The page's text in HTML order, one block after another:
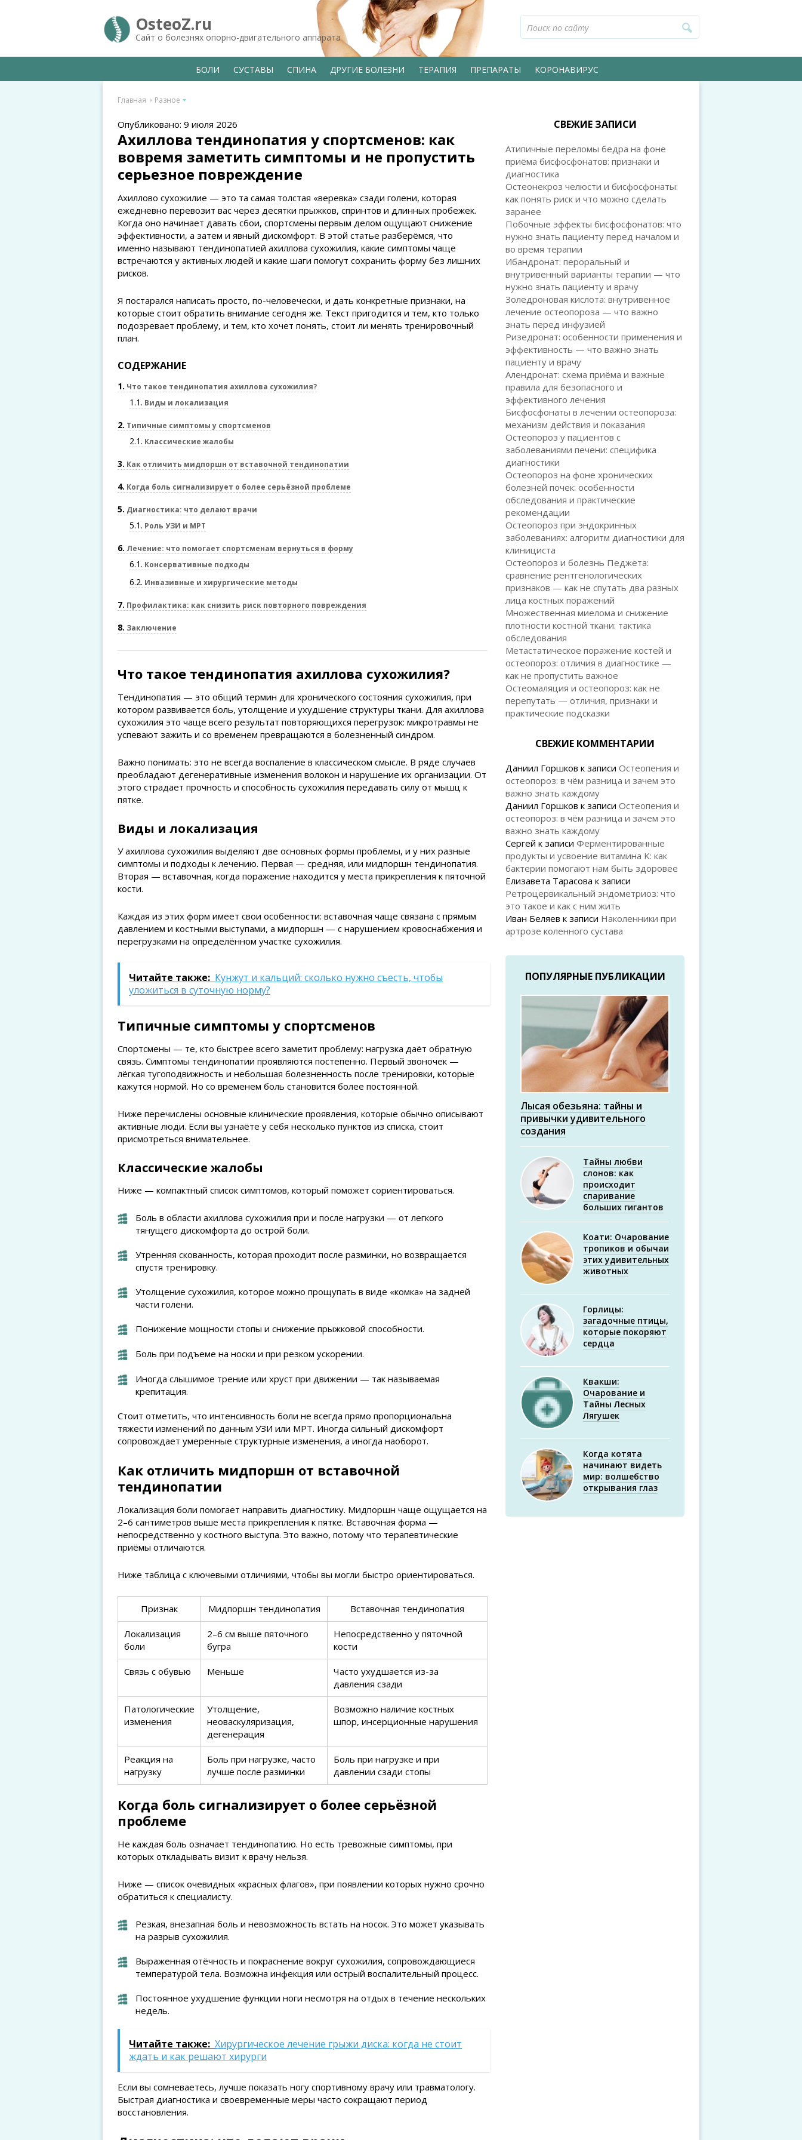
OsteoZ.ru
Сайт о болезнях опорно-двигательного аппарата
БОЛИ СУСТАВЫ СПИНА ДРУГИЕ БОЛЕЗНИ ТЕРАПИЯ ПРЕПАРАТЫ КОРОНАВИРУС
Главная Разное
Опубликовано: 9 июля 2026
Ахиллова тендинопатия у спортсменов: как
вовремя заметить симптомы и не пропустить
серьезное повреждение
Ахиллово сухожилие — это та самая толстая «веревка» сзади голени, которая
ежедневно перевозит вас через десятки прыжков, спринтов и длинных пробежек.
Когда оно начинает давать сбои, спортсмены первым делом ощущают снижение
эффективности, а затем и явный дискомфорт. В этой статье разберёмся, что
именно называют тендинопатией ахиллова сухожилия, какие симптомы чаще
встречаются у активных людей и какие шаги помогут сохранить форму без лишних
рисков.
Я постарался написать просто, по-человечески, и дать конкретные признаки, на
которые стоит обратить внимание сегодня же. Текст пригодится и тем, кто только
подозревает проблему, и тем, кто хочет понять, стоит ли менять тренировочный
план.
СОДЕРЖАНИЕ
1 Что такое тендинопатия ахиллова сухожилия?
1.1 Виды и локализация
2 Типичные симптомы у спортсменов
2.1 Классические жалобы
3 Как отличить мидпоршн от вставочной тендинопатии
4 Когда боль сигнализирует о более серьёзной проблеме
5 Диагностика: что делают врачи
5.1 Роль УЗИ и МРТ
6 Лечение: что помогает спортсменам вернуться в форму
6.1 Консервативные подходы
6.2 Инвазивные и хирургические методы
7 Профилактика: как снизить риск повторного повреждения
8 Заключение
Что такое тендинопатия ахиллова сухожилия?
Тендинопатия — это общий термин для хронического состояния сухожилия, при
котором развивается боль, утолщение и ухудшение структуры ткани. Для ахиллова
сухожилия это чаще всего результат повторяющихся перегрузок: микротравмы не
успевают зажить и со временем превращаются в болезненный синдром.
Важно понимать: это не всегда воспаление в классическом смысле. В ряде случаев
преобладают дегенеративные изменения волокон и нарушение их организации. От
этого страдает прочность и способность сухожилия передавать силу от мышц к
пятке.
Виды и локализация
У ахиллова сухожилия выделяют две основных формы проблемы, и у них разные
симптомы и подходы к лечению. Первая — средняя, или мидпоршн тендинопатия.
Вторая — вставочная, когда поражение находится у места прикрепления к пяточной
кости.
Каждая из этих форм имеет свои особенности: вставочная чаще связана с прямым
давлением и костными выступами, а мидпоршн — с нарушением кровоснабжения и
перегрузками на определённом участке сухожилия.
Читайте также: Кунжут и кальций: сколько нужно съесть, чтобы
уложиться в суточную норму?
Типичные симптомы у спортсменов
Спортсмены — те, кто быстрее всего заметит проблему: нагрузка даёт обратную
связь. Симптомы тендинопатии проявляются постепенно. Первый звоночек —
лёгкая тугоподвижность и небольшая болезненность после тренировки, которые
кажутся нормой. Но со временем боль становится более постоянной.
Ниже перечислены основные клинические проявления, которые обычно описывают
активные люди. Если вы узнаёте у себя несколько пунктов из списка, стоит
присмотреться внимательнее.
Классические жалобы
Ниже — компактный список симптомов, который поможет сориентироваться.
Боль в области ахиллова сухожилия при и после нагрузки — от легкого
тянущего дискомфорта до острой боли.
Утренняя скованность, которая проходит после разминки, но возвращается
спустя тренировку.
Утолщение сухожилия, которое можно прощупать в виде «комка» на задней
части голени.
Понижение мощности стопы и снижение прыжковой способности.
Боль при подъеме на носки и при резком ускорении.
Иногда слышимое трение или хруст при движении — так называемая
крепитация.
Стоит отметить, что интенсивность боли не всегда прямо пропорциональна
тяжести изменений по данным УЗИ или МРТ. Иногда сильный дискомфорт
сопровождает умеренные структурные изменения, а иногда наоборот.
Как отличить мидпоршн от вставочной
тендинопатии
Локализация боли помогает направить диагностику. Мидпоршн чаще ощущается на
2–6 сантиметров выше места прикрепления к пятке. Вставочная форма —
непосредственно у костного выступа. Это важно, потому что терапевтические
приёмы отличаются.
Ниже таблица с ключевыми отличиями, чтобы вы могли быстро ориентироваться.
Признак Мидпоршн тендинопатия Вставочная тендинопатия
Локализация
боли
2–6 см выше пяточного
бугра
Непосредственно у пяточной
кости
Связь с обувью Меньше
Часто ухудшается из-за
давления сзади
Патологические
изменения
Утолщение,
неоваскуляризация,
дегенерация
Возможно наличие костных
шпор, инсерционные нарушения
Реакция на
нагрузку
Боль при нагрузке, часто
лучше после разминки
Боль при нагрузке и при
давлении сзади стопы
Когда боль сигнализирует о более серьёзной
проблеме
Не каждая боль означает тендинопатию. Но есть тревожные симптомы, при
которых откладывать визит к врачу нельзя.
Ниже — список очевидных «красных флагов», при появлении которых нужно срочно
обратиться к специалисту.
Резкая, внезапная боль и невозможность встать на носок. Это может указывать
на разрыв сухожилия.
Выраженная отёчность и покраснение вокруг сухожилия, сопровождающиеся
температурой тела. Возможна инфекция или острый воспалительный процесс.
Постоянное ухудшение функции ноги несмотря на отдых в течение нескольких
недель.
Читайте также: Хирургическое лечение грыжи диска: когда не стоит
ждать и как решают хирурги
Если вы сомневаетесь, лучше показать ногу спортивному врачу или травматологу.
Быстрая диагностика и своевременные меры часто сокращают период
восстановления.
СВЕЖИЕ ЗАПИСИ
Атипичные переломы бедра на фоне
приёма бисфосфонатов: признаки и
диагностика
Остеонекроз челюсти и бисфосфонаты:
как понять риск и что можно сделать
заранее
Побочные эффекты бисфосфонатов: что
нужно знать пациенту перед началом и
во время терапии
Ибандронат: пероральный и
внутривенный варианты терапии — что
нужно знать пациенту и врачу
Золедроновая кислота: внутривенное
лечение остеопороза — что важно
знать перед инфузией
Ризедронат: особенности применения и
эффективность — что важно знать
пациенту и врачу
Алендронат: схема приёма и важные
правила для безопасного и
эффективного лечения
Бисфосфонаты в лечении остеопороза:
механизм действия и показания
Остеопороз у пациентов с
заболеваниями печени: специфика
диагностики
Остеопороз на фоне хронических
болезней почек: особенности
обследования и практические
рекомендации
Остеопороз при эндокринных
заболеваниях: алгоритм диагностики для
клинициста
Остеопороз и болезнь Педжета:
сравнение рентгенологических
признаков — как не спутать два разных
лица костных поражений
Множественная миелома и снижение
плотности костной ткани: тактика
обследования
Метастатическое поражение костей и
остеопороз: отличия в диагностике —
как не пропустить важное
Остеомаляция и остеопороз: как не
перепутать — отличия, признаки и
практические подсказки
СВЕЖИЕ КОММЕНТАРИИ
Даниил Горшков к записи Остеопения и
остеопороз: в чём разница и зачем это
важно знать каждому
Даниил Горшков к записи Остеопения и
остеопороз: в чём разница и зачем это
важно знать каждому
Сергей к записи Ферментированные
продукты и усвоение витамина K: как
бактерии помогают нам быть здоровее
Елизавета Тарасова к записи
Ретроцервикальный эндометриоз: что
это такое и как с ним жить
Иван Беляев к записи Наколенники при
артрозе коленного сустава
ПОПУЛЯРНЫЕ ПУБЛИКАЦИИ
Лысая обезьяна: тайны и
привычки удивительного
создания
Тайны любви
слонов: как
происходит
спаривание
больших гигантов
Коати: Очарование
тропиков и обычаи
этих удивительных
животных
Горлицы:
загадочные птицы,
которые покоряют
сердца
Квакши:
Очарование и
Тайны Лесных
Лягушек
Когда котята
начинают видеть
мир: волшебство
открывания глаз